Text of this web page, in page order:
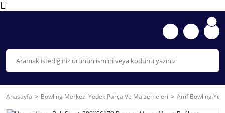
Anasayfa Bowlıng Merkezi Yedek Parça Ve Malzemeleri Amf Bowling